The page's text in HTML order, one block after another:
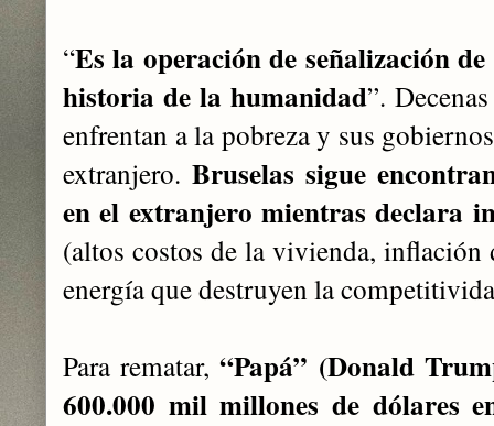
“Es la operación de señalización
historia de la humanidad”.
enfrentan a la pobreza y sus
extranjero. Bruselas sigue
en el extranjero mientras declara
(altos costos de la vivienda, inflación
energía que destruyen la
Para rematar,“Papá” (Donald
600.000 mil millones de dólares